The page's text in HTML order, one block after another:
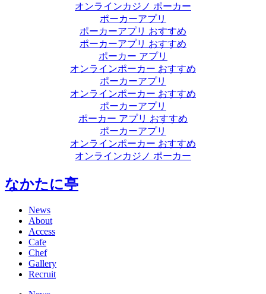
オンラインカジノ ポーカー
ポーカーアプリ
ポーカーアプリ おすすめ
ポーカーアプリ おすすめ
ポーカー アプリ
オンラインポーカー おすすめ
ポーカーアプリ
オンラインポーカー おすすめ
ポーカーアプリ
ポーカー アプリ おすすめ
ポーカーアプリ
オンラインポーカー おすすめ
オンラインカジノ ポーカー
なかたに亭
News
About
Access
Cafe
Chef
Gallery
Recruit